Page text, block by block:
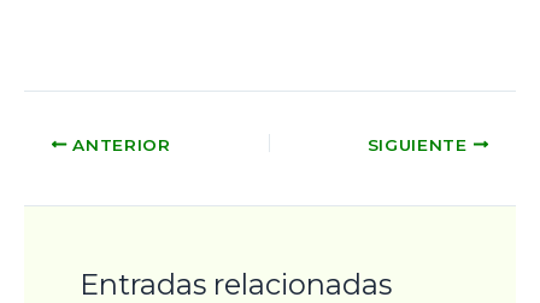
ANTERIOR SIGUIENTE
Entradas relacionadas